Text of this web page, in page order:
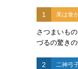
1 美は食
さつまいも
づるの驚き
2 二神弓